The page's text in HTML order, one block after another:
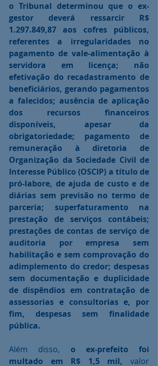
o Tribunal determinou que o ex-
gestor deverá ressarcir R$
1.297.849,87 aos cofres públicos,
referentes a irregularidades no
pagamento de vale-alimentação à
servidora em licença; não
efetivação do recadastramento de
beneficiários, gerando pagamentos
a falecidos; ausência de aplicação
dos recursos financeiros
disponíveis, apesar da
obrigatoriedade; pagamento de
remuneração à diretoria de
Organização da Sociedade Civil de
Interesse Público (OSCIP) a título de
pró-labore, de ajuda de custo e de
diárias sem previsão no termo de
parceria; superfaturamento na
prestação de serviços contábeis;
prestações de contas de serviço de
auditoria por empresa sem
habilitação e sem comprovação do
adimplemento do credor; despesas
sem documentação e duplicidade
de dispêndios em contratação de
assessorias e consultorias e, por
fim, despesas sem finalidade
pública.
Além disso, o ex-prefeito foi
multado em R$ 1,5 mil, valor